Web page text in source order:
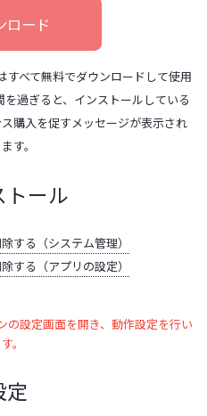
ロード
べて無料でダウンロードして使用
過ぎると、インストールしている
購入を促すメッセージが表示され
ます。
トール
する（システム管理）
する（アプリの設定）
の設定画面を開き、動作設定を行い
。
定